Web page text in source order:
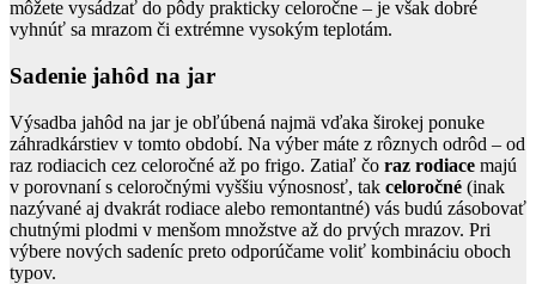
môžete vysádzať do pôdy prakticky celoročne – je však dobré
vyhnúť sa mrazom či extrémne vysokým teplotám.
Sadenie jahôd na jar
Výsadba jahôd na jar je obľúbená najmä vďaka širokej ponuke
záhradkárstiev v tomto období. Na výber máte z rôznych odrôd – od
raz rodiacich cez celoročné až po frigo. Zatiaľ čo raz rodiace majú
v porovnaní s celoročnými vyššiu výnosnosť, tak celoročné (inak
nazývané aj dvakrát rodiace alebo remontantné) vás budú zásobovať
chutnými plodmi v menšom množstve až do prvých mrazov. Pri
výbere nových sadeníc preto odporúčame voliť kombináciu oboch
typov.